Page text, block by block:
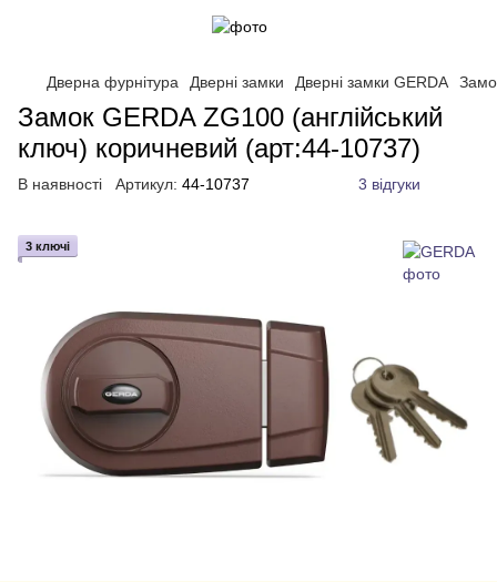
Дверна фурнітура Дверні замки Дверні замки GERDA
Замок GERDA ZG100 (англійський
ключ) коричневий (арт:44-10737)
В наявності Артикул: 44-10737 3 відгуки
3 ключі